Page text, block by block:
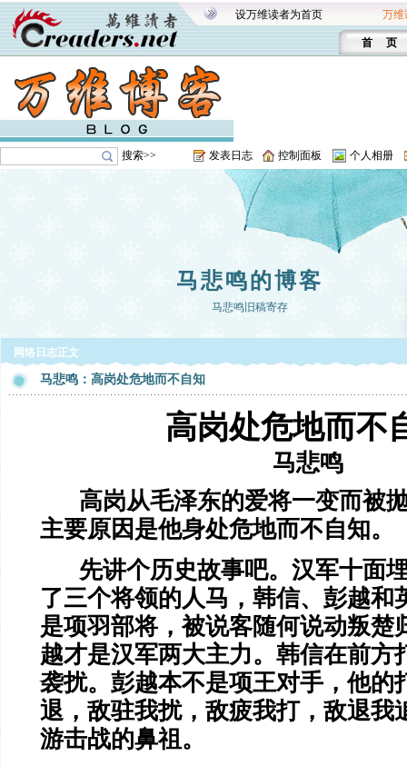
设万维读者为首页 万维
首 页
搜索>> 发表日志 控制面板 个人相册
马悲鸣的博客
马悲鸣旧稿寄存
网络日志正文
马悲鸣：高岗处危地而不自知
高岗处危地而不
马悲鸣
高岗从毛泽东的爱将一变而被
主要原因是他身处危地而不自知。
先讲个历史故事吧。汉军十面
了三个将领的人马，韩信、彭越和
是项羽部将，被说客随何说动叛楚
越才是汉军两大主力。韩信在前方
袭扰。彭越本不是项王对手，他的
退，敌驻我扰，敌疲我打，敌退我
游击战的鼻祖。